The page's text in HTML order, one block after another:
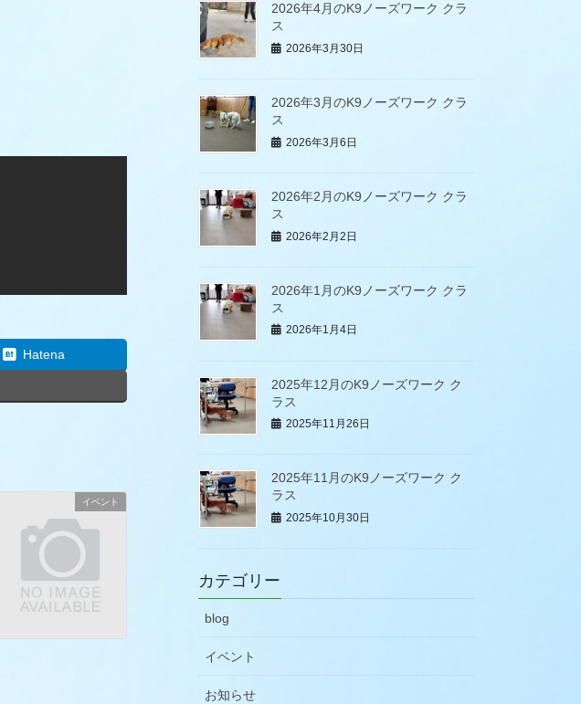
Hatena
イベント
2026年4月のK9ノーズワーク クラ
ス
2026年3月30日
2026年3月のK9ノーズワーク クラ
ス
2026年3月6日
2026年2月のK9ノーズワーク クラ
ス
2026年2月2日
2026年1月のK9ノーズワーク クラ
ス
2026年1月4日
2025年12月のK9ノーズワーク ク
ラス
2025年11月26日
2025年11月のK9ノーズワーク ク
ラス
2025年10月30日
カテゴリー
blog
イベント
お知らせ